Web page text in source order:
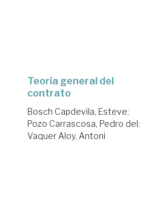
Teoría general del
contrato
Bosch Capdevila, Esteve;
Pozo Carrascosa, Pedro del ;
Vaquer Aloy, Antoni